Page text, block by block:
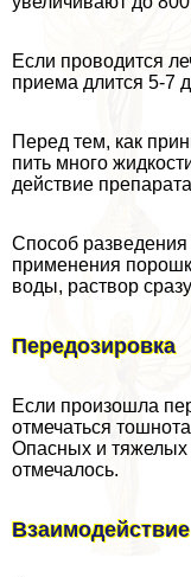
Если проводится
приема длится 5-7
Перед тем, как
пить много
действие
Способ разведения
применения
воды, раствор
Передозировка
Если произошла
отмечаться
Опасных и тяжелых
отмечалось.
Взаимодействие